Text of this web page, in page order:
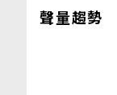
聲量趨勢